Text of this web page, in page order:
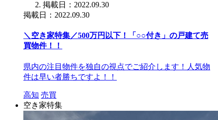
掲載日：2022.09.30
掲載日：2022.09.30
＼空き家特集／500万円以下！「○○付き」の戸建て売
買物件！！
県内の注目物件を独自の視点でご紹介します！人気物
件は早い者勝ちですよ！！
高知 売買
空き家特集